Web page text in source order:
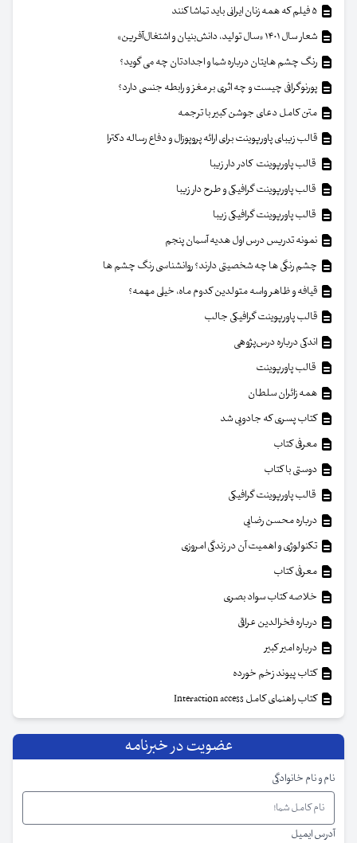
شعار سال ۱۴۰۱ «سال تولید، دانش‌بنیان و اشتغال‌آفرین»
رنگ چشم هایتان درباره شما و اجدادتان چه می گوید؟
پورنوگرافی چیست و چه اثری بر مغز و رابطه جنسی دارد؟
متن کامل دعای جوشن کبیر با ترجمه
قالب زیبای پاورپوینت برای ارائه پروپوزال و دفاع رساله دکترا
قالب پاورپوینت کادر دار زیبا
قالب پاورپوینت گرافیکی و طرح دار زیبا
قالب پاورپوینت گرافیکی زیبا
نمونه تدریس درس اول هدیه آسمان پنجم
چشم رنگی ها چه شخصیتی دارند؟ روانشناسی رنگ چشم ها
قیافه و ظاهر واسه متولدین کدوم ماه، خیلی مهمه؟
قالب پاورپوینت گرافیکی جالب
اندکی درباره درس‌پژوهی
قالب پاورپوینت
همه زائران سلطان
کتاب پسری که جادویی شد
معرفی کتاب
دوستی با کتاب
قالب پاورپوینت گرافیکی
درباره محسن رضایی
تکنولوژی و اهمیت آن در زندگی امروزی
معرفی کتاب
خلاصه کتاب سواد بصری
درباره فخرالدین عراقی
درباره امیر کبیر
کتاب پیوند زخم خورده
کتاب راهنمای کامل Interaction access
عضویت در خبرنامه
نام و نام خانوادگی
آدرس ایمیل